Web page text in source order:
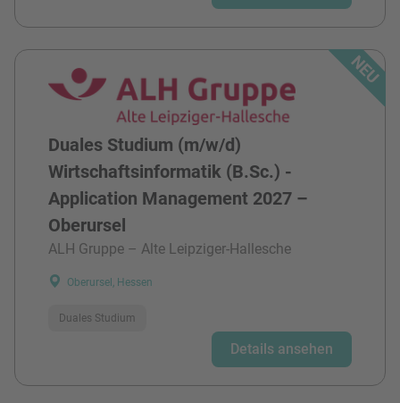
Duales Studium (m/w/d)
Wirtschaftsinformatik (B.Sc.) -
Application Management 2027 –
Oberursel
ALH Gruppe – Alte Leipziger-Hallesche
Oberursel, Hessen
Duales Studium
Details ansehen